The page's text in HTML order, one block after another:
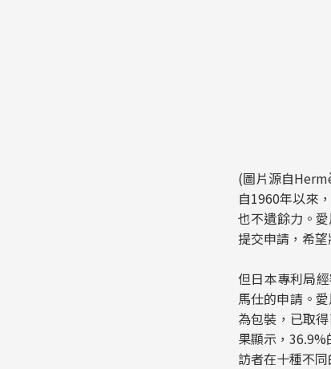
(圖片源自
自1960年以來
也不遺餘力。
提交申請，希
但日本專利局
馬仕的申請。
為包裝，已取
果顯示，
訪者在十種不